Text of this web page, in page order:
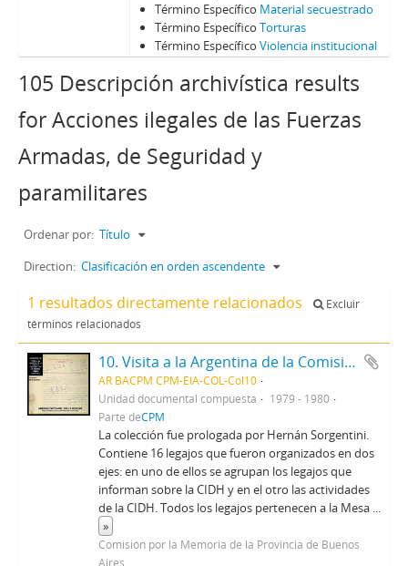
Término Específico Material secuestrado
Término EspecíficoTorturas
Término EspecíficoViolencia institucional
105 Descripción archivística results
for Acciones ilegales de las Fuerzas
Armadas, de Seguridad y
paramilitares
Ordenar por: Título
Direction: Clasificación en orden ascendente
1 resultados directamente relacionados
Excluir
términos relacionados
10. Visita a la Argentina de la Comisión Interamericana de Derechos Humanos (CIDH)
AR BACPM CPM-EIA-COL-Col10
Unidad documental compuesta
1979 - 1980
Parte deCPM
La colección fue prologada por Hernán Sorgentini.
Contiene 16 legajos que fueron organizados en dos
ejes: en uno de ellos se agrupan los legajos que
informan sobre la CIDH y en el otro las actividades
de la CIDH. Todos los legajos pertenecen a la Mesa ...
»
Comisión por la Memoria de la Provincia de Buenos
Aires